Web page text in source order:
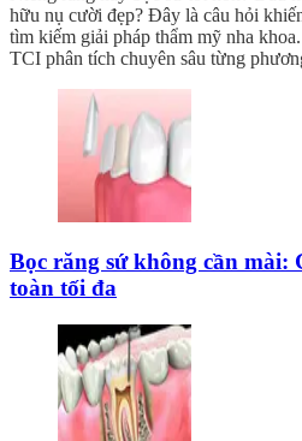
hữu nụ cười đẹp? Đây là câu hỏi
tìm kiếm giải pháp thẩm mỹ nha
TCI phân tích chuyên sâu từng
Bọc răng sứ không cần mài:
toàn tối đa